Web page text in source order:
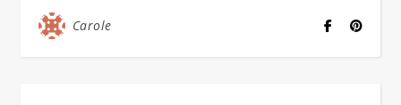
Carole